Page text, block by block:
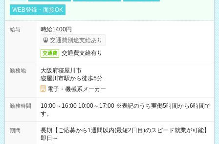
WEB登録・面接OK
給与
時給1400円
交通費別途支給あり
交通費 交通費支給有り
勤務地
大阪府寝屋川市
寝屋川市駅から徒歩5分
電子・機械系メーカー
勤務時間
10:00～16:00 10:00～17:00 ※表記のうち実働5時間から6時間で
す。
期間
長期【ご応募から1週間以内(最短2日目)のスピード就業が可能】
即日～